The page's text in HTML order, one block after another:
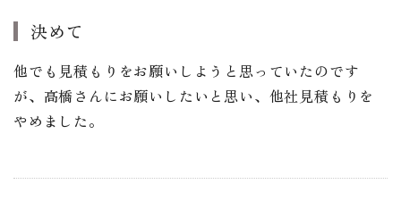
決めて
他でも見積もりをお願いしようと思っていたのです
が、高橋さんにお願いしたいと思い、他社見積もりを
やめました。